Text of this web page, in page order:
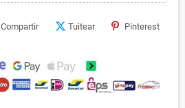
Compartir Tuitear Pinterest